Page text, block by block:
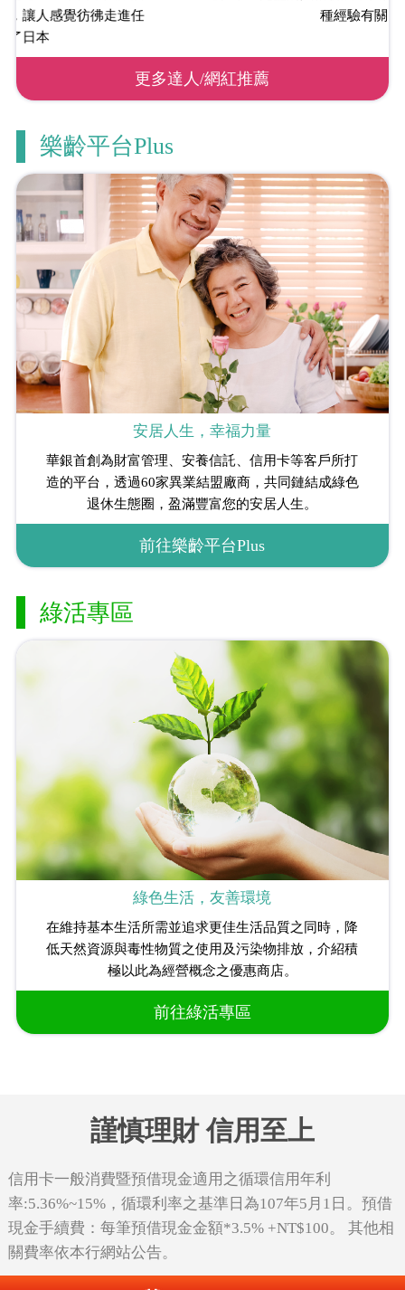
更多達人/網紅推薦
樂齡平台Plus
安居人生，幸福力量
華銀首創為財富管理、安養信託、信用卡等客戶所打
造的平台，透過60家異業結盟廠商，共同鏈結成綠色
退休生態圈，盈滿豐富您的安居人生。
前往樂齡平台Plus
綠活專區
綠色生活，友善環境
在維持基本生活所需並追求更佳生活品質之同時，降
低天然資源與毒性物質之使用及污染物排放，介紹積
極以此為經營概念之優惠商店。
前往綠活專區
謹慎理財 信用至上
信用卡一般消費暨預借現金適用之循環信用年利
率:5.36%~15%，循環利率之基準日為107年5月1日。預借
現金手續費：每筆預借現金金額*3.5% +NT$100。 其他相
關費率依本行網站公告。